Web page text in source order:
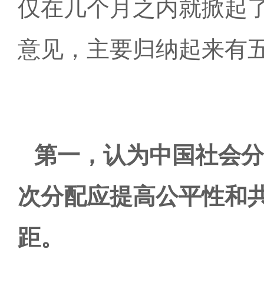
仅在几个月之内就掀起
意见，主要归纳起来有
第一，认为中国社会
次分配应提高公平性和
距。